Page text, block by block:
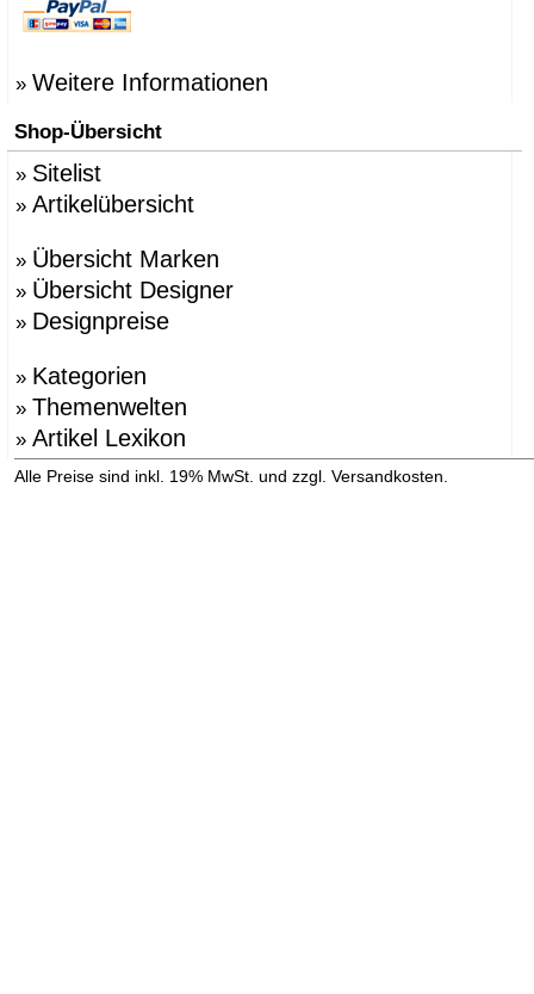
» Weitere Informationen
Shop-Übersicht
» Sitelist
» Artikelübersicht
» Übersicht Marken
» Übersicht Designer
» Designpreise
» Kategorien
» Themenwelten
» Artikel Lexikon
Alle Preise sind inkl. 19% MwSt. und zzgl. Versandkosten.